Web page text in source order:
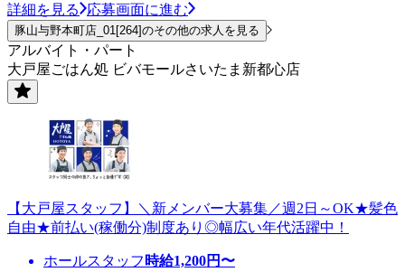
詳細を見る 応募画面に進む
豚山与野本町店_01[264]のその他の求人を見る
アルバイト・パート
大戸屋ごはん処 ビバモールさいたま新都心店
【大戸屋スタッフ】＼新メンバー大募集／週2日～OK★髪色
自由★前払い(稼働分)制度あり◎幅広い年代活躍中！
ホールスタッフ 時給1,200円〜